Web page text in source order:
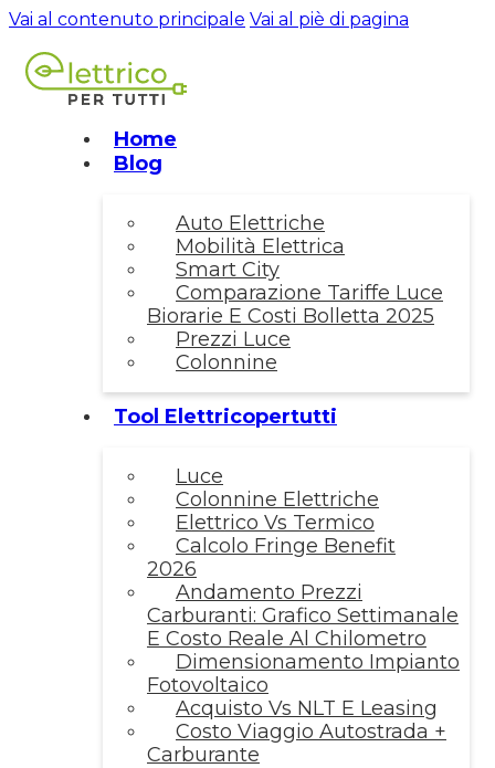
Vai al contenuto principale Vai al piè di pagina
Home
Blog
Auto Elettriche
Mobilità Elettrica
Smart City
Comparazione Tariffe Luce
Biorarie E Costi Bolletta 2025
Prezzi Luce
Colonnine
Tool Elettricopertutti
Luce
Colonnine Elettriche
Elettrico Vs Termico
Calcolo Fringe Benefit
2026
Andamento Prezzi
Carburanti: Grafico Settimanale
E Costo Reale Al Chilometro
Dimensionamento Impianto
Fotovoltaico
Acquisto Vs NLT E Leasing
Costo Viaggio Autostrada +
Carburante